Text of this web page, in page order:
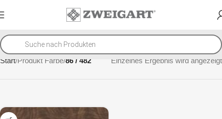
Start Produkt Farbe 86 / 482 Einzelnes Ergebnis wird angezeigt